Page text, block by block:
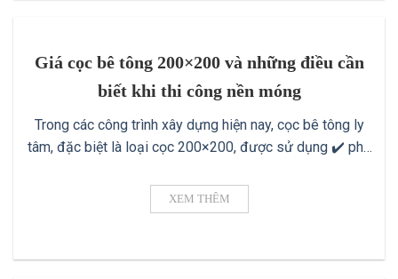
Giá cọc bê tông 200×200 và những điều cần
biết khi thi công nền móng
Trong các công trình xây dựng hiện nay, cọc bê tông ly
tâm, đặc biệt là loại cọc 200×200, được sử dụng ✔️ phổ
thuận tiện. Tuy nhiên, giá cọc bê tông 200×200 ✔️ luôn là
mối quan tâm hàng đầu của [...]
XEM THÊM